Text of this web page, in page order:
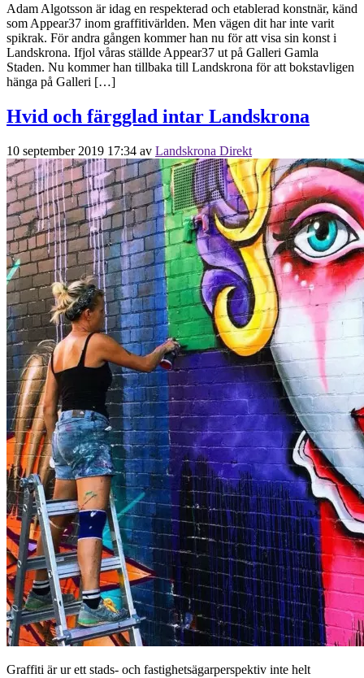
Adam Algotsson är idag en respekterad och etablerad konstnär, känd
som Appear37 inom graffitivärlden. Men vägen dit har inte varit
spikrak. För andra gången kommer han nu för att visa sin konst i
Landskrona. Ifjol våras ställde Appear37 ut på Galleri Gamla
Staden. Nu kommer han tillbaka till Landskrona för att bokstavligen
hänga på Galleri […]
Hvid och färgglad intar Landskrona
10 september 2019 17:34 av Landskrona Direkt
Graffiti är ur ett stads- och fastighetsägarperspektiv inte helt